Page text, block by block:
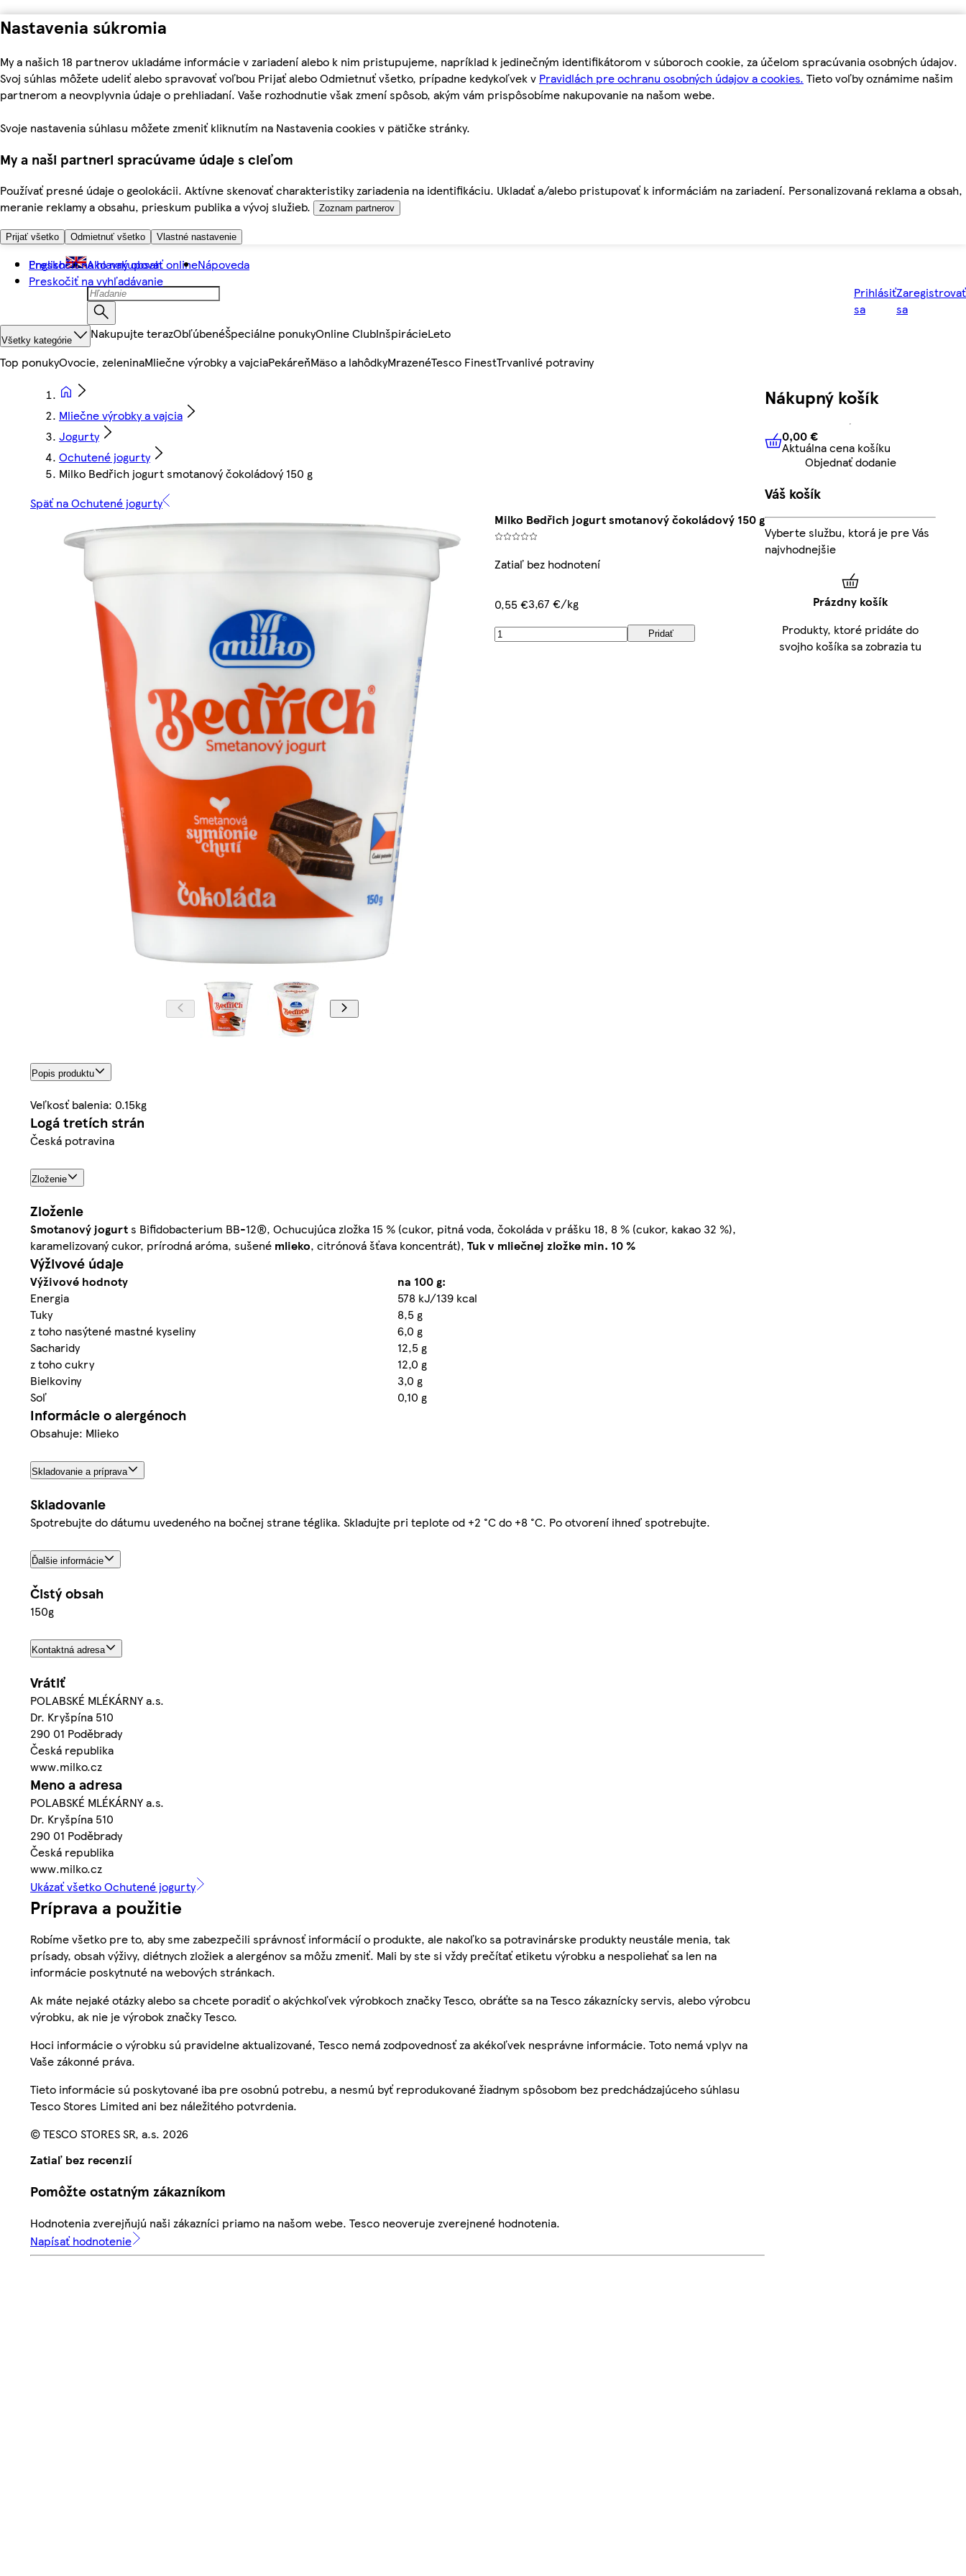
Nastavenia súkromia
My a našich 18 partnerov ukladáme informácie v zariadení alebo k nim pristupujeme, napríklad k jedinečným identifikátorom v súboroch cookie, za účelom spracúvania osobných údajov.
Svoj súhlas môžete udeliť alebo spravovať voľbou Prijať alebo Odmietnuť všetko, prípadne kedykoľvek v Pravidlách pre ochranu osobných údajov a cookies. Tieto voľby oznámime našim
partnerom a neovplyvnia údaje o prehliadaní. Vaše rozhodnutie však zmení spôsob, akým vám prispôsobíme nakupovanie na našom webe.
Svoje nastavenia súhlasu môžete zmeniť kliknutím na Nastavenia cookies v pätičke stránky.
My a naši partneri spracúvame údaje s cieľom
Používať presné údaje o geolokácii. Aktívne skenovať charakteristiky zariadenia na identifikáciu. Ukladať a/alebo pristupovať k informáciám na zariadení. Personalizovaná reklama a obsah,
meranie reklamy a obsahu, prieskum publika a vývoj služieb.
Zoznam partnerov
Prijať všetko Odmietnuť všetko Vlastné nastavenie
Preskočiť na hlavný obsah
Preskočiť na vyhľadávanie
English Ako nakupovať onlineNápoveda
Prihlásiť
sa
Zaregistrovať
sa
Všetky kategórie Nakupujte terazObľúbenéŠpeciálne ponukyOnline ClubInšpirácieLeto
Top ponukyOvocie, zeleninaMliečne výrobky a vajciaPekáreňMäso a lahôdkyMrazenéTesco FinestTrvanlivé potraviny
Mliečne výrobky a vajcia
Jogurty
Ochutené jogurty
Milko Bedřich jogurt smotanový čokoládový 150 g
Späť na Ochutené jogurty
Milko Bedřich jogurt smotanový čokoládový 150 g
Zatiaľ bez hodnotení
0,55 €3,67 €/kg
Pridať
Popis produktu
Veľkosť balenia: 0.15kg
Logá tretích strán
Česká potravina
Zloženie
Zloženie
Smotanový jogurts Bifidobacterium BB-12®, Ochucujúca zložka 15 % (cukor, pitná voda, čokoláda v prášku 18, 8 % (cukor, kakao 32 %),
karamelizovaný cukor, prírodná aróma, sušené mlieko, citrónová šťava koncentrát), Tuk v mliečnej zložke min. 10 %
Výživové údaje
Výživové hodnoty
na 100 g:
Energia
578 kJ/139 kcal
Tuky
8,5 g
z toho nasýtené mastné kyseliny
6,0 g
Sacharidy
12,5 g
z toho cukry
12,0 g
Bielkoviny
3,0 g
Soľ
0,10 g
Informácie o alergénoch
Obsahuje: Mlieko
Skladovanie a príprava
Skladovanie
Spotrebujte do dátumu uvedeného na bočnej strane téglika. Skladujte pri teplote od +2 °C do +8 °C. Po otvorení ihneď spotrebujte.
Ďalšie informácie
Čistý obsah
150g
Kontaktná adresa
Vrátiť
POLABSKÉ MLÉKÁRNY a.s.
Dr. Kryšpína 510
290 01 Poděbrady
Česká republika
www.milko.cz
Meno a adresa
POLABSKÉ MLÉKÁRNY a.s.
Dr. Kryšpína 510
290 01 Poděbrady
Česká republika
www.milko.cz
Ukázať všetko Ochutené jogurty
Príprava a použitie
Robíme všetko pre to, aby sme zabezpečili správnosť informácií o produkte, ale nakoľko sa potravinárske produkty neustále menia, tak
prísady, obsah výživy, diétnych zložiek a alergénov sa môžu zmeniť. Mali by ste si vždy prečítať etiketu výrobku a nespoliehať sa len na
informácie poskytnuté na webových stránkach.
Ak máte nejaké otázky alebo sa chcete poradiť o akýchkoľvek výrobkoch značky Tesco, obráťte sa na Tesco zákaznícky servis, alebo výrobcu
výrobku, ak nie je výrobok značky Tesco.
Hoci informácie o výrobku sú pravidelne aktualizované, Tesco nemá zodpovednosť za akékoľvek nesprávne informácie. Toto nemá vplyv na
Vaše zákonné práva.
Tieto informácie sú poskytované iba pre osobnú potrebu, a nesmú byť reprodukované žiadnym spôsobom bez predchádzajúceho súhlasu
Tesco Stores Limited ani bez náležitého potvrdenia.
© TESCO STORES SR, a.s. 2026
Zatiaľ bez recenzií
Pomôžte ostatným zákazníkom
Hodnotenia zverejňujú naši zákazníci priamo na našom webe. Tesco neoveruje zverejnené hodnotenia.
Napísať hodnotenie
Nákupný košík
0,00 € Aktuálna cena košíku
0,00 €
Aktuálna cena košíku
Objednať dodanie
Váš košík
Vyberte službu, ktorá je pre Vás
najvhodnejšie
Prázdny košík
Produkty, ktoré pridáte do
svojho košíka sa zobrazia tu